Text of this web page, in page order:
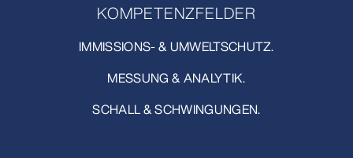
KOMPETENZFELDER
IMMISSIONS- & UMWELTSCHUTZ.
MESSUNG & ANALYTIK.
SCHALL & SCHWINGUNGEN.